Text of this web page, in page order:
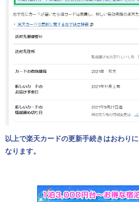
以上で楽天カードの更新手続きはおわりに
なります。